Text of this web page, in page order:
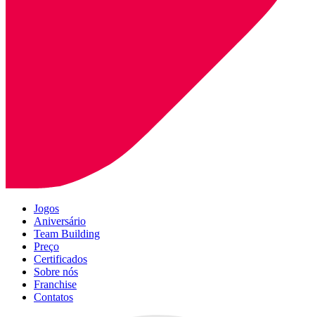
Jogos
Aniversário
Team Building
Preço
Certificados
Sobre nós
Franchise
Contatos